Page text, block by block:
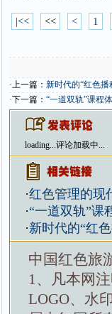
|<< << < 1
·上一篇： 新时代的“红色播
·下一篇： “一道双轨”课程
loading...评论加载中...
·红色管理的现
·“一道双轨”课
·新时代的“红
中国红色旅
1、凡本网
LOGO、水